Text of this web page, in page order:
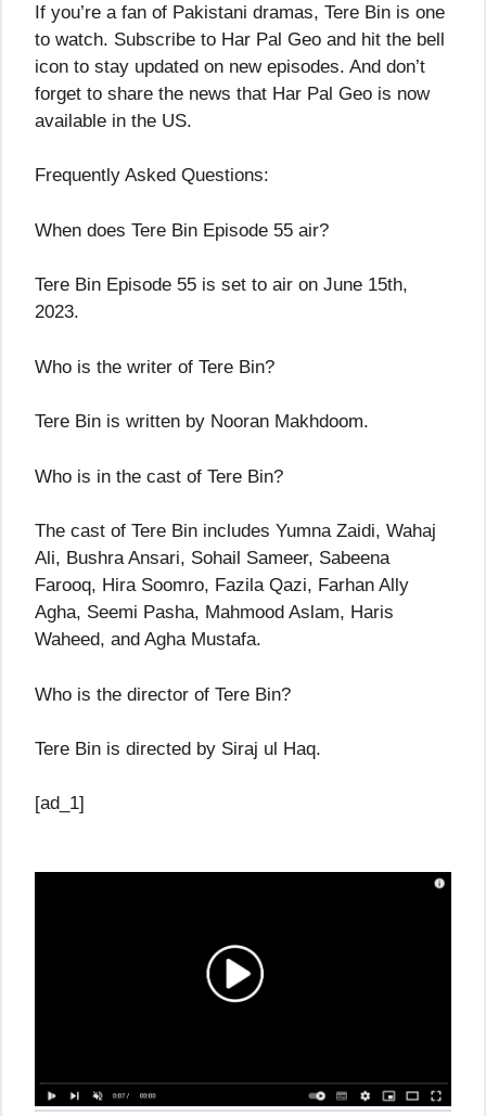
If you’re a fan of Pakistani dramas, Tere Bin is one
to watch. Subscribe to Har Pal Geo and hit the bell
icon to stay updated on new episodes. And don’t
forget to share the news that Har Pal Geo is now
available in the US.
Frequently Asked Questions:
When does Tere Bin Episode 55 air?
Tere Bin Episode 55 is set to air on June 15th,
2023.
Who is the writer of Tere Bin?
Tere Bin is written by Nooran Makhdoom.
Who is in the cast of Tere Bin?
The cast of Tere Bin includes Yumna Zaidi, Wahaj
Ali, Bushra Ansari, Sohail Sameer, Sabeena
Farooq, Hira Soomro, Fazila Qazi, Farhan Ally
Agha, Seemi Pasha, Mahmood Aslam, Haris
Waheed, and Agha Mustafa.
Who is the director of Tere Bin?
Tere Bin is directed by Siraj ul Haq.
[ad_1]